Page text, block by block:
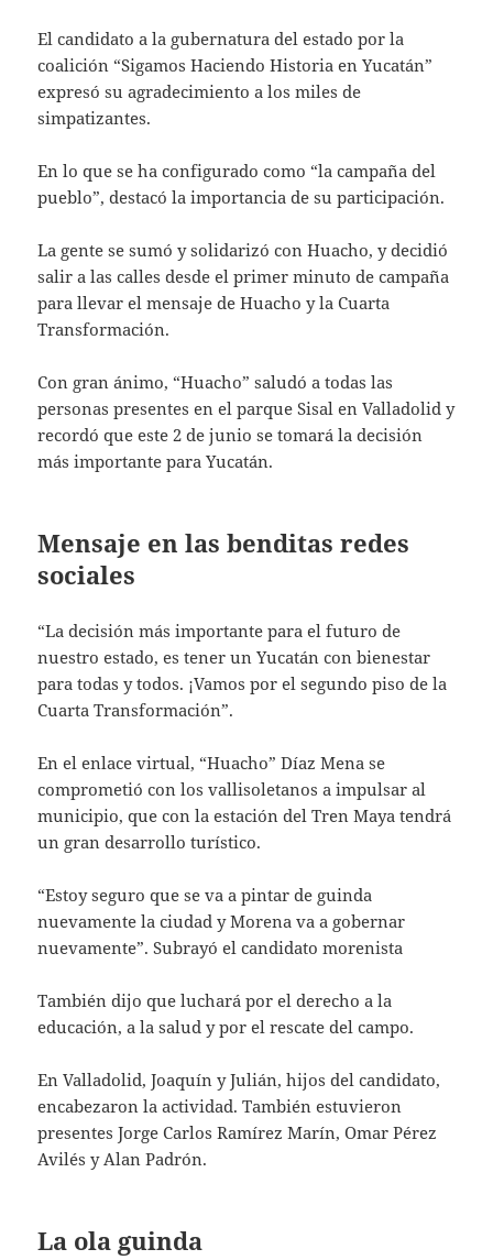
El candidato a la gubernatura del estado por la
coalición “Sigamos Haciendo Historia en Yucatán”
expresó su agradecimiento a los miles de
simpatizantes.
En lo que se ha configurado como “la campaña del
pueblo”, destacó la importancia de su participación.
La gente se sumó y solidarizó con Huacho, y decidió
salir a las calles desde el primer minuto de campaña
para llevar el mensaje de Huacho y la Cuarta
Transformación.
Con gran ánimo, “Huacho” saludó a todas las
personas presentes en el parque Sisal en Valladolid y
recordó que este 2 de junio se tomará la decisión
más importante para Yucatán.
Mensaje en las benditas redes
sociales
“La decisión más importante para el futuro de
nuestro estado, es tener un Yucatán con bienestar
para todas y todos. ¡Vamos por el segundo piso de la
Cuarta Transformación”.
En el enlace virtual, “Huacho” Díaz Mena se
comprometió con los vallisoletanos a impulsar al
municipio, que con la estación del Tren Maya tendrá
un gran desarrollo turístico.
“Estoy seguro que se va a pintar de guinda
nuevamente la ciudad y Morena va a gobernar
nuevamente”. Subrayó el candidato morenista
También dijo que luchará por el derecho a la
educación, a la salud y por el rescate del campo.
En Valladolid, Joaquín y Julián, hijos del candidato,
encabezaron la actividad. También estuvieron
presentes Jorge Carlos Ramírez Marín, Omar Pérez
Avilés y Alan Padrón.
La ola guinda